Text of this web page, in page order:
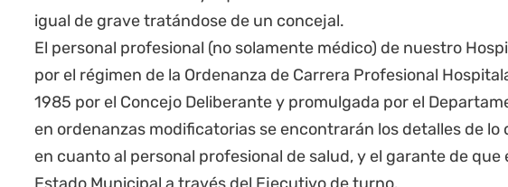
igual de grave tratándose de un concejal.
El personal profesional (no solamente médico) de nuestro
por el régimen de la Ordenanza de Carrera Profesional
1985 por el Concejo Deliberante y promulgada por el
en ordenanzas modificatorias se encontrarán los detalles de lo
en cuanto al personal profesional de salud, y el garante de que